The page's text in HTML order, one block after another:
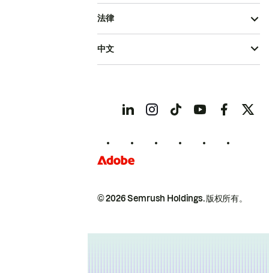
© 2026 Semrush Holdings.版权所有。
法律
中文